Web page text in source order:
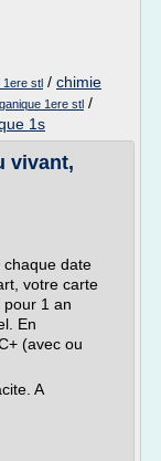
1ere stl / chimie
1ere stl /
1s
vivant,
chaque date
votre carte
1 an
En
(avec ou
A